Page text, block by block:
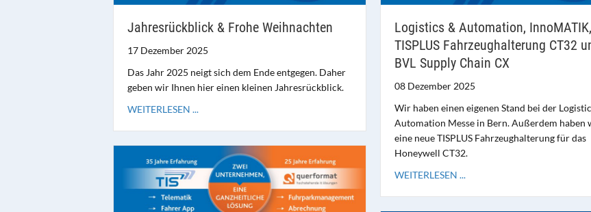
Jahresrückblick & Frohe Weihnachten
17 Dezember 2025
Das Jahr 2025 neigt sich dem Ende entgegen. Daher
geben wir Ihnen hier einen kleinen Jahresrückblick.
WEITERLESEN ...
Logistics & Automation, InnoMATIK,
TISPLUS Fahrzeughalterung CT32
BVL Supply Chain CX
08 Dezember 2025
Wir haben einen eigenen Stand bei der
Automation Messe in Bern. Außerdem haben
eine neue TISPLUS Fahrzeughalterung für das
Honeywell CT32.
WEITERLESEN ...